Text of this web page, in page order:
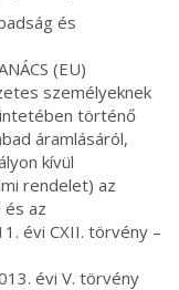
és
(EU)
személyeknek
történő
áramlásáról,
kívül
rendelet) az
az
évi CXII. törvény –
évi V. törvény